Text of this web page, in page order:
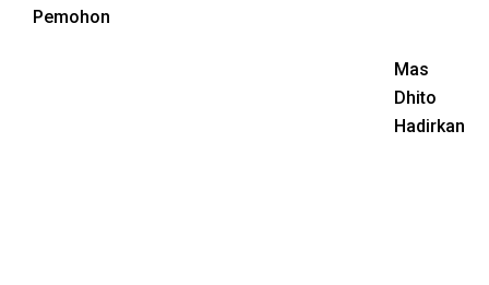
Pemohon
Mas
Dhito
Hadirkan